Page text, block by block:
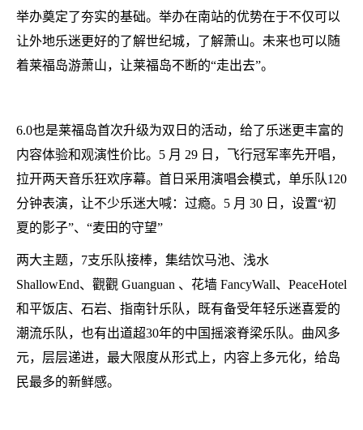
举办奠定了夯实的基础。举办在南站的优势在于不仅可以
让外地乐迷更好的了解世纪城，了解萧山。未来也可以随
着莱福岛游萧山，让莱福岛不断的“走出去”。
6.0也是莱福岛首次升级为双日的活动，给了乐迷更丰富的
内容体验和观演性价比。5 月 29 日，飞行冠军率先开唱，
拉开两天音乐狂欢序幕。首日采用演唱会模式，单乐队120
分钟表演，让不少乐迷大喊：过瘾。5 月 30 日，设置“初
夏的影子”、“麦田的守望”
两大主题，7支乐队接棒，集结饮马池、浅水
ShallowEnd、觀觀 Guanguan 、花墙 FancyWall、PeaceHotel
和平饭店、石岩、指南针乐队，既有备受年轻乐迷喜爱的
潮流乐队，也有出道超30年的中国摇滚脊梁乐队。曲风多
元，层层递进，最大限度从形式上，内容上多元化，给岛
民最多的新鲜感。